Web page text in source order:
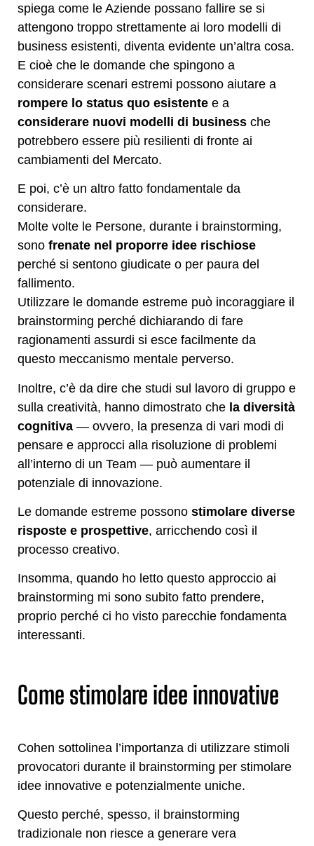
spiega come le Aziende possano fallire se si
attengono troppo strettamente ai loro modelli di
business esistenti, diventa evidente un’altra cosa.
E cioè che le domande che spingono a
considerare scenari estremi possono aiutare a
rompere lo status quo esistente e a
considerare nuovi modelli di business che
potrebbero essere più resilienti di fronte ai
cambiamenti del Mercato.
E poi, c’è un altro fatto fondamentale da
considerare.
Molte volte le Persone, durante i brainstorming,
sono frenate nel proporre idee rischiose
perché si sentono giudicate o per paura del
fallimento.
Utilizzare le domande estreme può incoraggiare il
brainstorming perché dichiarando di fare
ragionamenti assurdi si esce facilmente da
questo meccanismo mentale perverso.
Inoltre, c’è da dire che studi sul lavoro di gruppo e
sulla creatività, hanno dimostrato che la diversità
cognitiva — ovvero, la presenza di vari modi di
pensare e approcci alla risoluzione di problemi
all’interno di un Team — può aumentare il
potenziale di innovazione.
Le domande estreme possono stimolare diverse
risposte e prospettive, arricchendo così il
processo creativo.
Insomma, quando ho letto questo approccio ai
brainstorming mi sono subito fatto prendere,
proprio perché ci ho visto parecchie fondamenta
interessanti.
Come stimolare idee innovative
Cohen sottolinea l’importanza di utilizzare stimoli
provocatori durante il brainstorming per stimolare
idee innovative e potenzialmente uniche.
Questo perché, spesso, il brainstorming
tradizionale non riesce a generare vera